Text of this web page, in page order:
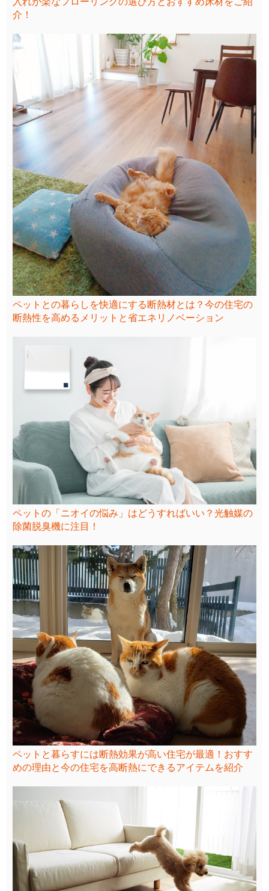
介！
ペットとの暮らしを快適にする断熱材とは？今の住宅の
断熱性を高めるメリットと省エネリノベーション
ペットの「ニオイの悩み」はどうすればいい？光触媒の
除菌脱臭機に注目！
ペットと暮らすには断熱効果が高い住宅が最適！おすす
めの理由と今の住宅を高断熱にできるアイテムを紹介